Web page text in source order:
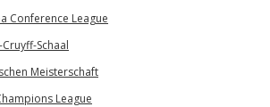
Conference League
Schaal
Meisterschaft
League